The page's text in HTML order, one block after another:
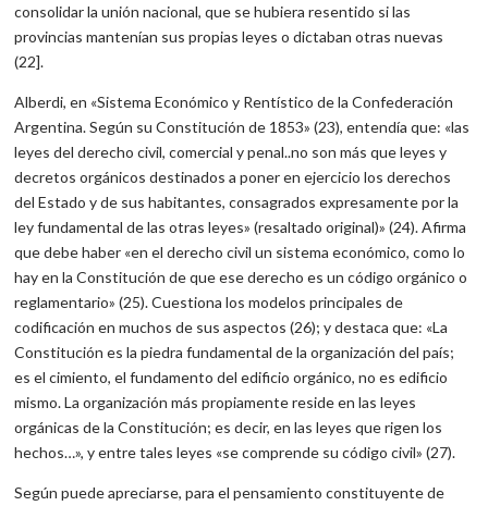
consolidar la unión nacional, que se hubiera resentido si las
provincias mantenían sus propias leyes o dictaban otras nuevas
(22].
Alberdi, en «Sistema Económico y Rentístico de la Confederación
Argentina. Según su Constitución de 1853» (23), entendía que: «las
leyes del derecho civil, comercial y penal..no son más que leyes y
decretos orgánicos destinados a poner en ejercicio los derechos
del Estado y de sus habitantes, consagrados expresamente por la
ley fundamental de las otras leyes» (resaltado original)» (24). Afirma
que debe haber «en el derecho civil un sistema económico, como lo
hay en la Constitución de que ese derecho es un código orgánico o
reglamentario» (25). Cuestiona los modelos principales de
codificación en muchos de sus aspectos (26); y destaca que: «La
Constitución es la piedra fundamental de la organización del país;
es el cimiento, el fundamento del edificio orgánico, no es edificio
mismo. La organización más propiamente reside en las leyes
orgánicas de la Constitución; es decir, en las leyes que rigen los
hechos…», y entre tales leyes «se comprende su código civil» (27).
Según puede apreciarse, para el pensamiento constituyente de